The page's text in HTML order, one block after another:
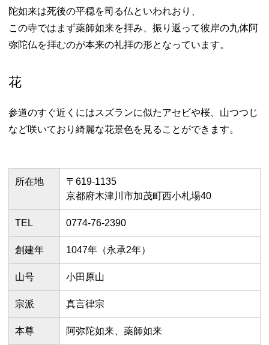
陀如来は死後の平穏を司る仏といわれおり、
この寺ではまず薬師如来を拝み、振り返って彼岸の九体阿
弥陀仏を拝むのが本来の礼拝の形となっています。
花
参道のすぐ近くにはスズランに似たアセビや桜、山つつじ
など咲いており綺麗な花景色を見ることができます。
所在地
〒619-1135
京都府木津川市加茂町西小札場40
TEL 0774-76-2390
創建年 1047年（永承2年）
山号 小田原山
宗派 真言律宗
本尊 阿弥陀如来、薬師如来